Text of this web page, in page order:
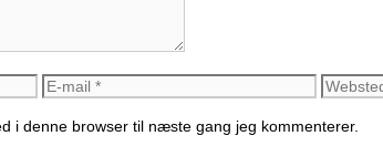
E-
Websted
i denne browser til næste gang jeg kommenterer.